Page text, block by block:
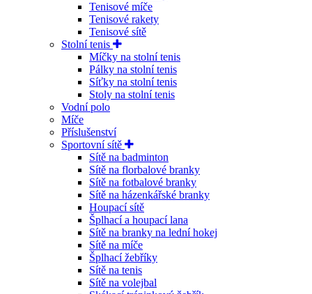
Tenisové míče
Tenisové rakety
Tenisové sítě
Stolní tenis
Míčky na stolní tenis
Pálky na stolní tenis
Síťky na stolní tenis
Stoly na stolní tenis
Vodní polo
Míče
Příslušenství
Sportovní sítě
Sítě na badminton
Sítě na florbalové branky
Sítě na fotbalové branky
Sítě na házenkářské branky
Houpací sítě
Šplhací a houpací lana
Sítě na branky na lední hokej
Sítě na míče
Šplhací žebříky
Sítě na tenis
Sítě na volejbal